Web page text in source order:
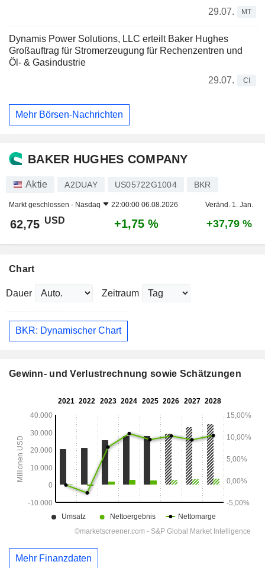
29.07.
MT
Dynamis Power Solutions, LLC erteilt Baker Hughes
Großauftrag für Stromerzeugung für Rechenzentren und
Öl- & Gasindustrie
29.07.
CI
Mehr Börsen-Nachrichten
BAKER HUGHES COMPANY
Aktie A2DUAY US05722G1004 BKR
Markt geschlossen - Nasdaq 22:00:00 06.08.2026 Veränd. 1. Jan.
62,75 USD +1,75 % +37,79 %
Chart
Dauer Zeitraum
BKR: Dynamischer Chart
Gewinn- und Verlustrechnung sowie Schätzungen
Mehr Finanzdaten